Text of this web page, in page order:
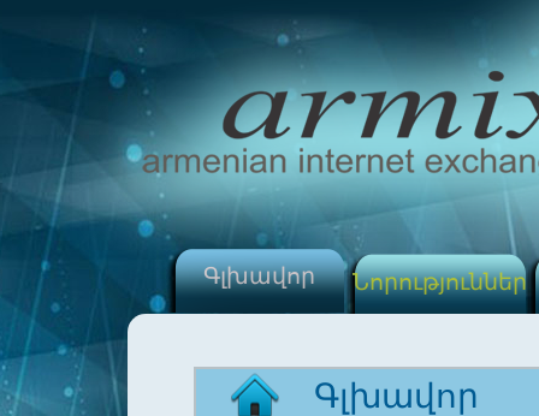
Գլխավոր Նորություններ
Գլխավոր